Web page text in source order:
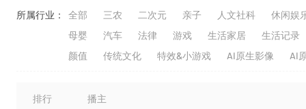
所属行业： 全部 三农 二次元 亲子 人文社科
休闲娱
母婴
汽车 法律 游戏 生活家居
生活记录
颜值
传统文化 特效&小游戏 AI原生影像 AI
排行 播主